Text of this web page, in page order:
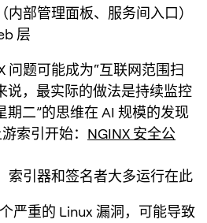
部管理面板、服务间入口）
层
问题可能成为“互联网范围扫
说，最实际的做法是持续监控
期二”的思维在 AI 规模的发现
索引开始： NGINX 安全公
索引器和签名者大多运行在此
严重的 Linux 漏洞，可能导致